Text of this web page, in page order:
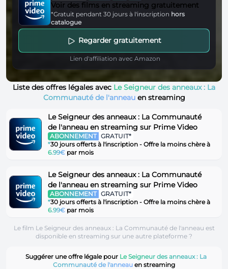
Voir des films en streaming gratuitement
*Gratuit pendant 30 jours à l'inscription hors
catalogue
Regarder gratuitement
Lien d'affiliation avec Amazon
Liste des offres légales avec Le Seigneur des anneaux : La
Communauté de l'anneauen streaming
Le Seigneur des anneaux : La Communauté
de l'anneau en streaming sur Prime Video
ABONNEMENT GRATUIT*
*30 jours offerts à l'inscription - Offre la moins chère à
6.99€ par mois
Le Seigneur des anneaux : La Communauté
de l'anneau en streaming sur Prime Video
ABONNEMENT GRATUIT*
*30 jours offerts à l'inscription - Offre la moins chère à
6.99€ par mois
Le film Le Seigneur des anneaux : La Communauté de l'anneau est
disponible en streaming sur une autre plateforme ?
Suggérer une offre légale pour Le Seigneur des anneaux : La
Communauté de l'anneau en streaming